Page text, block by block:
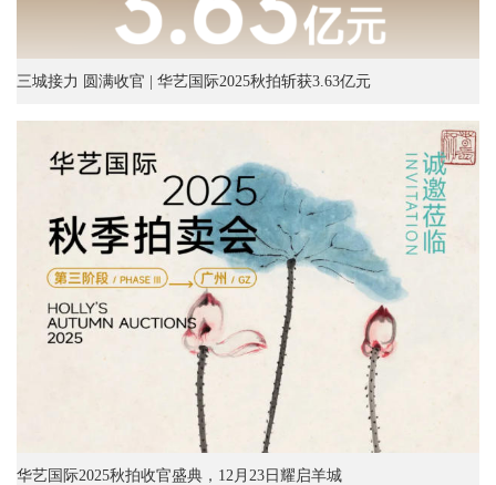
三城接力 圆满收官 | 华艺国际2025秋拍斩获3.63亿元
华艺国际2025秋拍收官盛典，12月23日耀启羊城